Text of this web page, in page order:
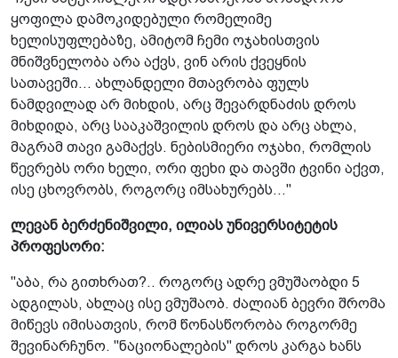
ყოფილა დამოკიდებული რომელიმე
ხელისუფლებაზე, ამიტომ ჩემი ოჯახისთვის
მნიშვნელობა არა აქვს, ვინ არის ქვეყნის
სათავეში... ახლანდელი მთავრობა ფულს
ნამდვილად არ მიხდის, არც შევარდნაძის დროს
მიხდიდა, არც სააკაშვილის დროს და არც ახლა,
მაგრამ თავი გამაქვს. ნებისმიერი ოჯახი, რომლის
წევრებს ორი ხელი, ორი ფეხი და თავში ტვინი აქვთ,
ისე ცხოვრობს, როგორც იმსახურებს..."
ლევან ბერძენიშვილი, ილიას უნივერსიტეტის
პროფესორი:
"აბა, რა გითხრათ?.. როგორც ადრე ვმუშაობდი 5
ადგილას, ახლაც ისე ვმუშაობ. ძალიან ბევრი შრომა
მიწევს იმისათვის, რომ წონასწორობა როგორმე
შევინარჩუნო. "ნაციონალების" დროს კარგა ხანს